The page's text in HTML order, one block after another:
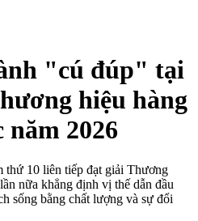
"cú đúp" tại
hiệu hàng
năm 2026
10 liên tiếp đạt giải Thương
nữa khẳng định vị thế dẫn đầu
sống bằng chất lượng và sự đổi